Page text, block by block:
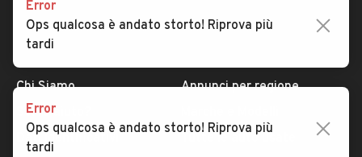
Chi Siamo
Serve aiuto?
Dati identificativi
Annunci per regione
Tutte le auto usate
Error
Ops qualcosa è andato storto! Riprova più
tardi
Error
Ops qualcosa è andato storto! Riprova più
tardi